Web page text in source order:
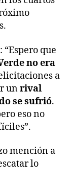
que
no era
a
unrival
se sufrió.
eso no
mención a
lo